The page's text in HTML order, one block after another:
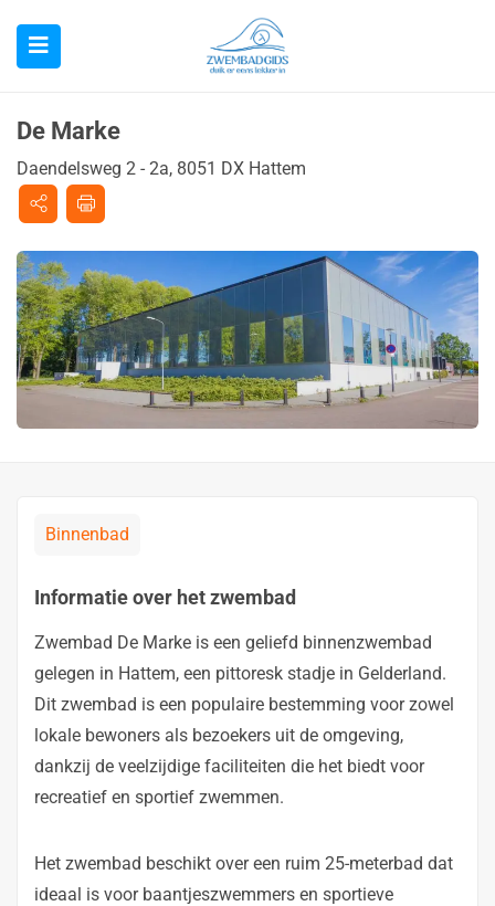
De Marke
Daendelsweg 2 - 2a, 8051 DX Hattem
Binnenbad
Informatie over het zwembad
Zwembad De Marke is een geliefd binnenzwembad
gelegen in Hattem, een pittoresk stadje in Gelderland.
Dit zwembad is een populaire bestemming voor zowel
lokale bewoners als bezoekers uit de omgeving,
dankzij de veelzijdige faciliteiten die het biedt voor
recreatief en sportief zwemmen.
Het zwembad beschikt over een ruim 25-meterbad dat
ideaal is voor baantjeszwemmers en sportieve